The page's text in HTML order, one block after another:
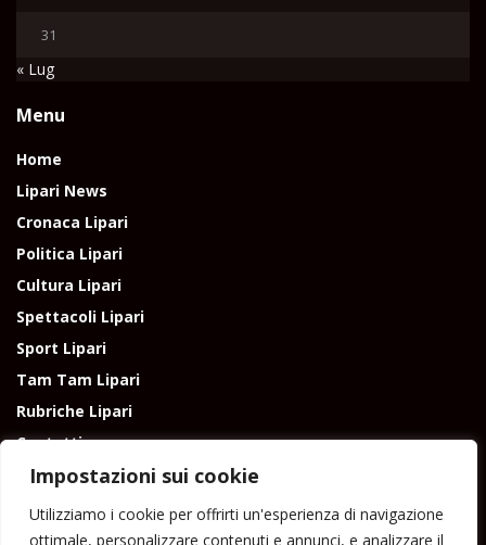
Impostazioni sui cookie
Utilizziamo i cookie per offrirti un'esperienza di navigazione
ottimale, personalizzare contenuti e annunci, e analizzare il
31
« Lug
Menu
Home
Lipari News
Cronaca Lipari
Politica Lipari
Cultura Lipari
Spettacoli Lipari
Sport Lipari
Tam Tam Lipari
Rubriche Lipari
Contatti